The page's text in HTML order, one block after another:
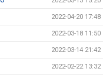
2022-04-20 17:48
2022-03-18 11:50
2022-03-14 21:42
2022-02-22 13:32